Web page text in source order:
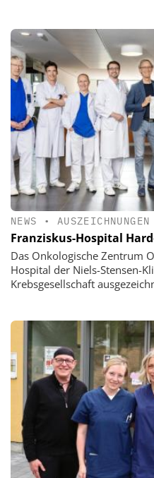
NEWS • AUSZEICHNUNGEN
Franziskus-Hospital
Das Onkologische Zentrum
Hospital der Niels-Stensen-
Krebsgesellschaft